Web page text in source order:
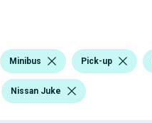
Minibus Pick-up
Nissan Juke